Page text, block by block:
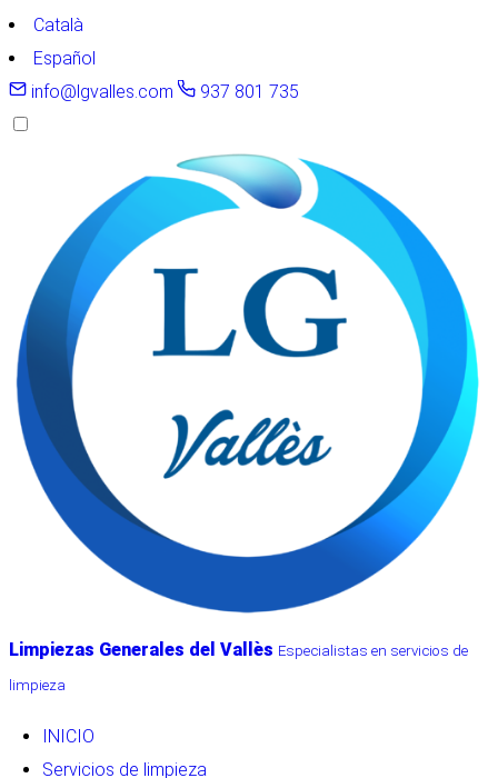
Català
Español
info@lgvalles.com
937 801 735
Limpiezas Generales del Vallès Especialistas en servicios de
limpieza
INICIO
Servicios de limpieza